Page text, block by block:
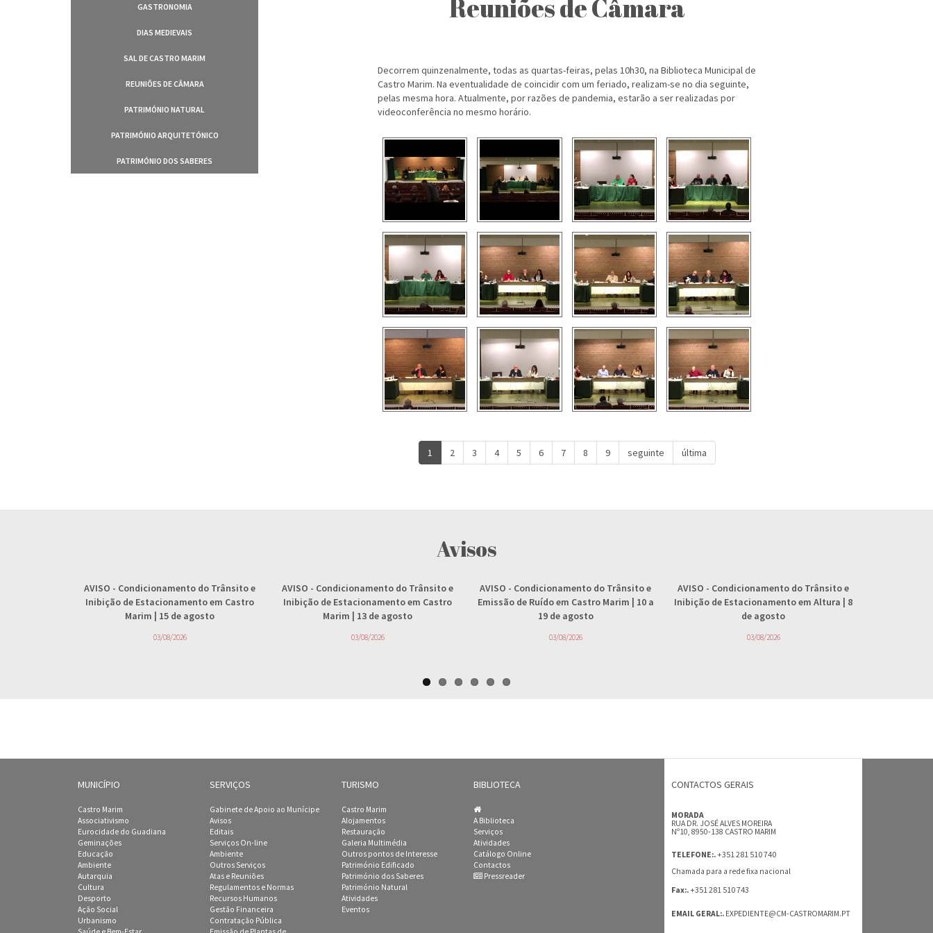
GASTRONOMIA
DIAS MEDIEVAIS
SAL DE CASTRO MARIM
REUNIÕES DE CÂMARA
PATRIMÓNIO NATURAL
PATRIMÓNIO ARQUITETÓNICO
PATRIMÓNIO DOS SABERES
Reuniões de Câmara
Decorrem quinzenalmente, todas as quartas-feiras, pelas 10h30, na Biblioteca Municipal de
Castro Marim. Na eventualidade de coincidir com um feriado, realizam-se no dia seguinte,
pelas mesma hora. Atualmente, por razões de pandemia, estarão a ser realizadas por
videoconferência no mesmo horário.
1 2 3 4 5 6 7 8 9 seguinte última
Avisos
AVISO - Condicionamento do Trânsito e
Inibição de Estacionamento em Castro
Marim | 15 de agosto
03/08/2026
AVISO - Condicionamento do Trânsito e
Inibição de Estacionamento em Castro
Marim | 13 de agosto
03/08/2026
AVISO - Condicionamento do Trânsito e
Emissão de Ruído em Castro Marim | 10 a
19 de agosto
03/08/2026
AVISO - Condicionamento do Trânsito e
Inibição de Estacionamento em Altura | 8
de agosto
03/08/2026
MUNICÍPIO
Castro Marim
Associativismo
Eurocidade do Guadiana
Geminações
Educação
Ambiente
Autarquia
Cultura
Desporto
Ação Social
Urbanismo
SERVIÇOS
Gabinete de Apoio ao Munícipe
Avisos
Editais
Serviços On-line
Ambiente
Outros Serviços
Atas e Reuniões
Regulamentos e Normas
Recursos Humanos
Gestão Financeira
Contratação Pública
TURISMO
Castro Marim
Alojamentos
Restauração
Galeria Multimédia
Outros pontos de Interesse
Património Edificado
Património dos Saberes
Património Natural
Atividades
Eventos
BIBLIOTECA
A Biblioteca
Serviços
Atividades
Catálogo Online
Contactos
Pressreader
CONTACTOS GERAIS
MORADA
RUA DR. JOSÉ ALVES MOREIRA
Nº10, 8950-138 CASTRO MARIM
TELEFONE:.+351 281 510 740
Chamada para a rede fixa nacional
Fax:.+351 281 510 743
EMAIL GERAL:. EXPEDIENTE@CM-CASTROMARIM.PT